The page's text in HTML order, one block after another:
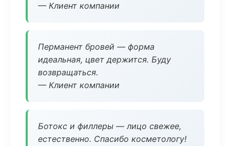
— Клиент компании
Перманент бровей — форма
идеальная, цвет держится. Буду
возвращаться.
— Клиент компании
Ботокс и филлеры — лицо свежее,
естественно. Спасибо косметологу!